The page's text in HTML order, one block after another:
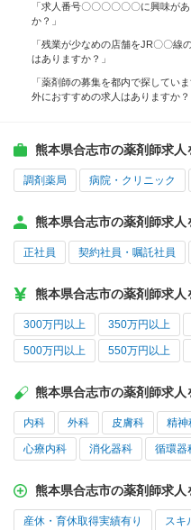
「求人番号〇〇〇〇〇〇に興味が
か？」
「残業が少なめの店舗をJR〇〇線
はありますか？」
「薬剤師の募集を都内で探してい
外におすすめの求人はありますか？
熊本県合志市の薬剤師求人
調剤薬局 病院・クリニック
熊本県合志市の薬剤師求人
正社員 契約社員・嘱託社員
熊本県合志市の薬剤師求人
300万円以上 350万円以上
500万円以上 550万円以上
熊本県合志市の薬剤師求人
内科 外科 皮膚科 精神
心療内科 消化器科 循環器
熊本県合志市の薬剤師求
産休・育休取得実績有り スキ